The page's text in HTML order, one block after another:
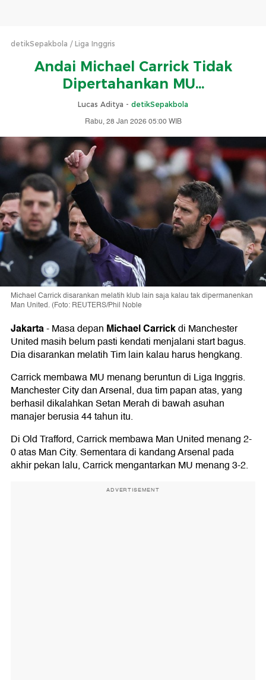
detikSepakbola Liga Inggris
Andai Michael Carrick Tidak
Dipertahankan MU...
Lucas Aditya - detikSepakbola
Rabu, 28 Jan 2026 05:00 WIB
Michael Carrick disarankan melatih klub lain saja kalau tak dipermanenkan
Man United. (Foto: REUTERS/Phil Noble
Jakarta-Masa depan Michael Carrickdi Manchester
United masih belum pasti kendati menjalani start bagus.
Dia disarankan melatih Tim lain kalau harus hengkang.
Carrick membawa MU menang beruntun di Liga Inggris.
Manchester City dan Arsenal, dua tim papan atas, yang
berhasil dikalahkan Setan Merah di bawah asuhan
manajer berusia 44 tahun itu.
Di Old Trafford, Carrick membawa Man United menang 2-
0 atas Man City. Sementara di kandang Arsenal pada
akhir pekan lalu, Carrick mengantarkan MU menang 3-2.
ADVERTISEMENT